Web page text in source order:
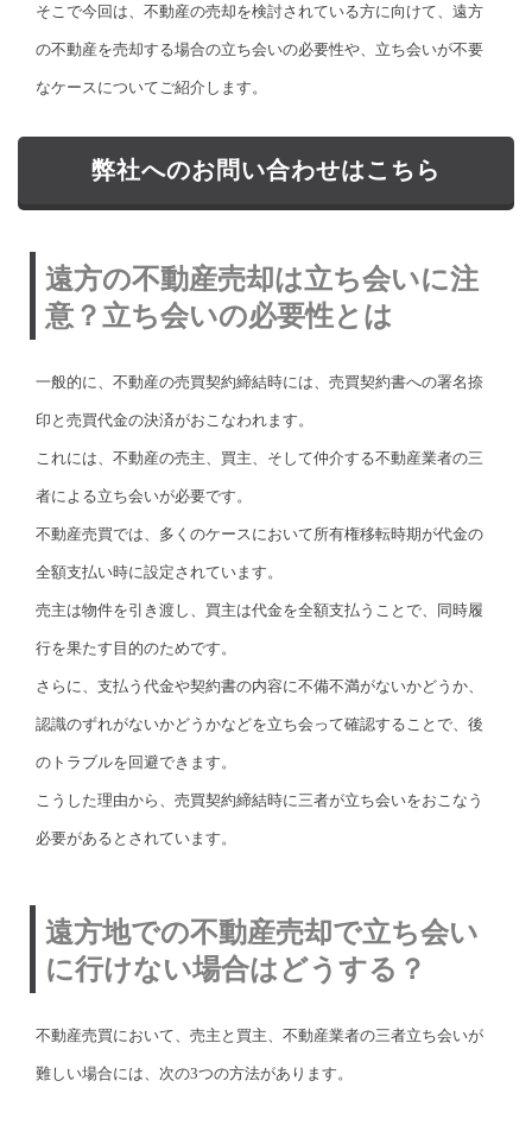
そこで今回は、不動産の売却を検討されている方に向けて、遠方
の不動産を売却する場合の立ち会いの必要性や、立ち会いが不要
なケースについてご紹介します。
弊社へのお問い合わせはこちら
遠方の不動産売却は立ち会いに注
意？立ち会いの必要性とは
一般的に、不動産の売買契約締結時には、売買契約書への署名捺
印と売買代金の決済がおこなわれます。
これには、不動産の売主、買主、そして仲介する不動産業者の三
者による立ち会いが必要です。
不動産売買では、多くのケースにおいて所有権移転時期が代金の
全額支払い時に設定されています。
売主は物件を引き渡し、買主は代金を全額支払うことで、同時履
行を果たす目的のためです。
さらに、支払う代金や契約書の内容に不備不満がないかどうか、
認識のずれがないかどうかなどを立ち会って確認することで、後
のトラブルを回避できます。
こうした理由から、売買契約締結時に三者が立ち会いをおこなう
必要があるとされています。
遠方地での不動産売却で立ち会い
に行けない場合はどうする？
不動産売買において、売主と買主、不動産業者の三者立ち会いが
難しい場合には、次の3つの方法があります。